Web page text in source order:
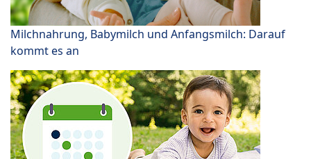
Milchnahrung, Babymilch und Anfangsmilch: Darauf
kommt es an